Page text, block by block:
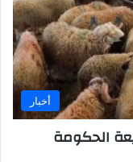
أخبار
الحكومة